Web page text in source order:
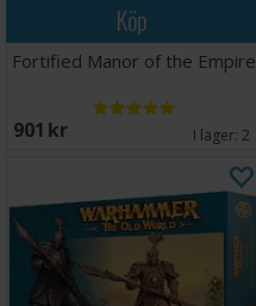
Köp
Fortified Manor of the Empire
901 SEK I lager: 2